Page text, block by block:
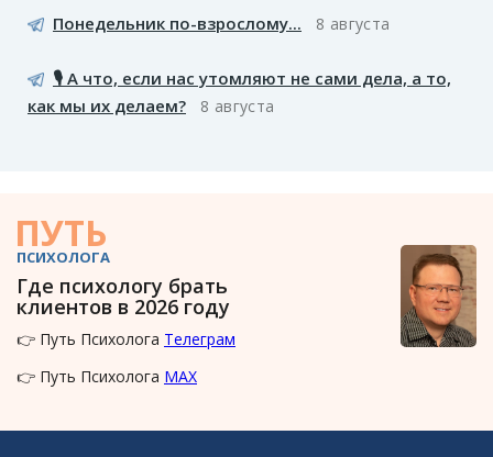
Понедельник по-взрослому... 8 августа
🎙️ А что, если нас утомляют не сами дела, а то,
как мы их делаем?
8 августа
ПУТЬ
ПСИХОЛОГА
Где психологу брать
клиентов в 2026 году
👉 Путь Психолога Телеграм
👉 Путь Психолога MAX